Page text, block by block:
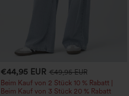
€44,95 EUR €49,95 EUR
Beim Kauf von 2 Stück 10 % Rabatt |
Beim Kauf von 3 Stück 20 % Rabatt